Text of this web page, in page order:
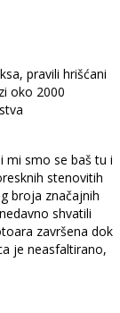
pravili hrišćani
oko 2000
mi smo se baš tu i
stenovitih
broja značajnih
shvatili
završena dok
je neasfaltirano,